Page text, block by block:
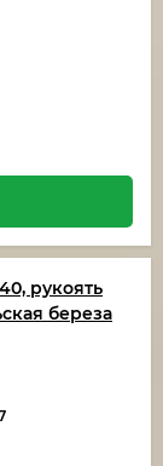
рукоять
береза